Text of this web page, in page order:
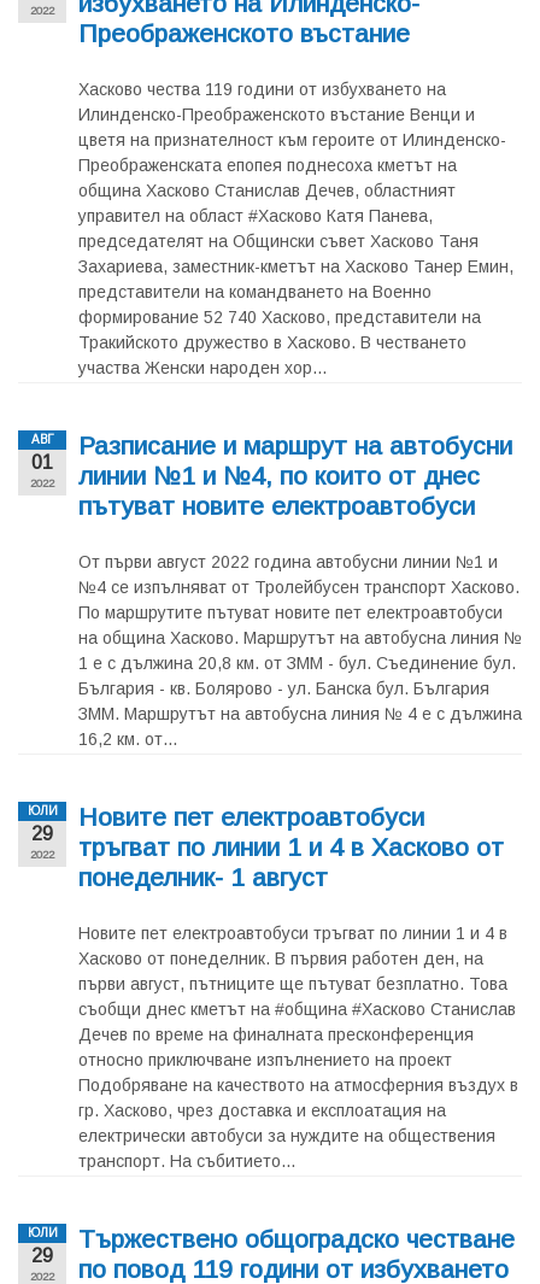
2022
Преображенското въстание
Хасково чества 119 години от избухването на
Илинденско-Преображенското въстание Венци и
цветя на признателност към героите от Илинденско-
Преображенската епопея поднесоха кметът на
община Хасково Станислав Дечев, областният
управител на област #Хасково Катя Панева,
председателят на Общински съвет Хасково Таня
Захариева, заместник-кметът на Хасково Танер Емин,
представители на командването на Военно
формирование 52 740 Хасково, представители на
Тракийското дружество в Хасково. В честването
участва Женски народен хор...
АВГ
01
2022
Разписание и маршрут на автобусни
линии №1 и №4, по които от днес
пътуват новите електроавтобуси
От първи август 2022 година автобусни линии №1 и
№4 се изпълняват от Тролейбусен транспорт Хасково.
По маршрутите пътуват новите пет електроавтобуси
на община Хасково. Маршрутът на автобусна линия №
1 е с дължина 20,8 км. от ЗММ - бул. Съединение бул.
България - кв. Болярово - ул. Банска бул. България
ЗММ. Маршрутът на автобусна линия № 4 е с дължина
16,2 км. от...
ЮЛИ
29
2022
Новите пет електроавтобуси
тръгват по линии 1 и 4 в Хасково от
понеделник- 1 август
Новите пет електроавтобуси тръгват по линии 1 и 4 в
Хасково от понеделник. В първия работен ден, на
първи август, пътниците ще пътуват безплатно. Това
съобщи днес кметът на #община #Хасково Станислав
Дечев по време на финалната пресконференция
относно приключване изпълнението на проект
Подобряване на качеството на атмосферния въздух в
гр. Хасково, чрез доставка и експлоатация на
електрически автобуси за нуждите на обществения
транспорт. На събитието...
ЮЛИ
29
2022
Тържествено общоградско честване
по повод 119 години от избухването